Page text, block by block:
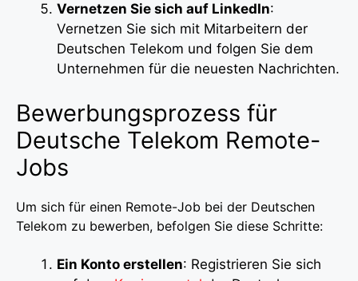
Vernetzen Sie sich auf LinkedIn:
Vernetzen Sie sich mit Mitarbeitern der
Deutschen Telekom und folgen Sie dem
Unternehmen für die neuesten Nachrichten.
Bewerbungsprozess für
Deutsche Telekom Remote-
Jobs
Um sich für einen Remote-Job bei der Deutschen
Telekom zu bewerben, befolgen Sie diese Schritte:
Ein Konto erstellen: Registrieren Sie sich